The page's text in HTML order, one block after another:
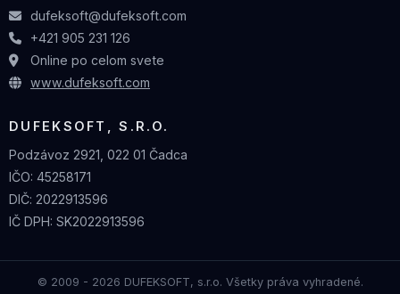
dufeksoft@dufeksoft.com
+421 905 231 126
Online po celom svete
www.dufeksoft.com
DUFEKSOFT, S.R.O.
Podzávoz 2921, 022 01 Čadca
IČO: 45258171
DIČ: 2022913596
IČ DPH: SK2022913596
© 2009 - 2026 DUFEKSOFT, s.r.o. Všetky práva vyhradené.